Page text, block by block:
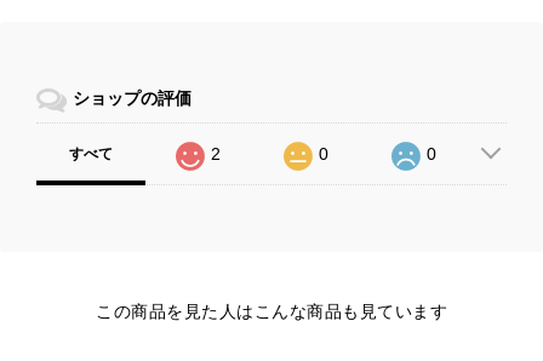
ショップの評価
すべて 2 0 0
この商品を見た人はこんな商品も見ています